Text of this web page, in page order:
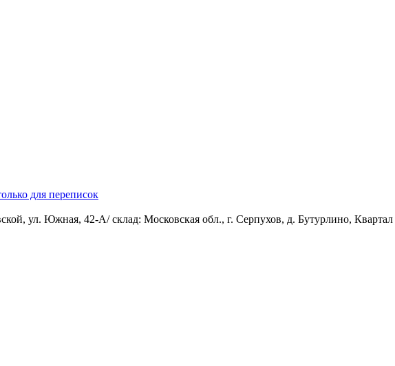
для переписок
ул. Южная, 42-А/ склад: Московская обл., г. Серпухов, д. Бутурлино,